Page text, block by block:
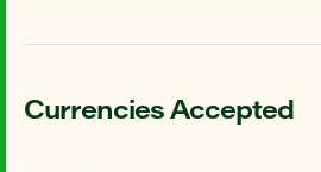
Currencies Accepted